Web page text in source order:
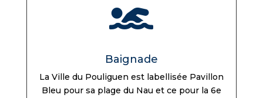

Baignade
La Ville du Pouliguen est labellisée Pavillon
Bleu pour sa plage du Nau et ce pour la 6e